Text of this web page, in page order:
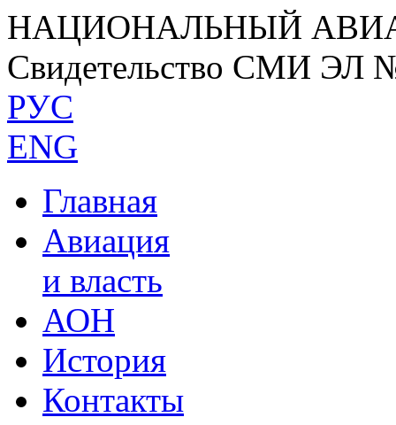
НАЦИОНАЛЬНЫЙ
Свидетельство СМИ ЭЛ
РУС
ENG
Главная
Авиация
и власть
АОН
История
Контакты